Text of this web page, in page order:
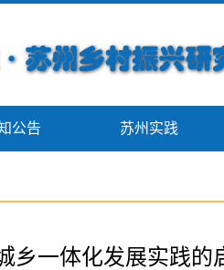
公告 苏州实践
乡一体化发展实践的